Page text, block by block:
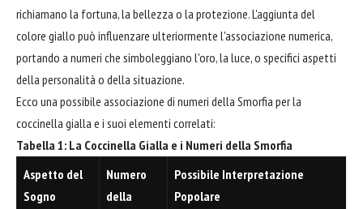
richiamano la fortuna, la bellezza o la protezione. L'aggiunta del
colore giallo può influenzare ulteriormente l'associazione numerica,
portando a numeri che simboleggiano l'oro, la luce, o specifici aspetti
della personalità o della situazione.
Ecco una possibile associazione di numeri della Smorfia per la
coccinella gialla e i suoi elementi correlati:
Tabella 1: La Coccinella Gialla e i Numeri della Smorfia
Aspetto del
Sogno
Numero
della
Possibile Interpretazione
Popolare